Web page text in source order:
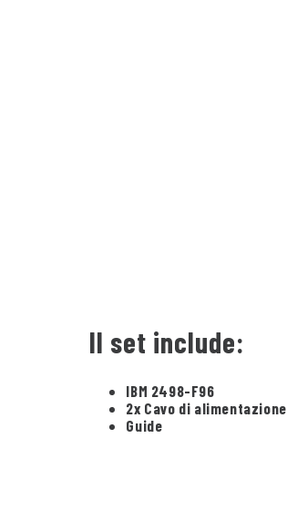
Il set include:
IBM 2498-F96
2x Cavo di alimentazione
Guide